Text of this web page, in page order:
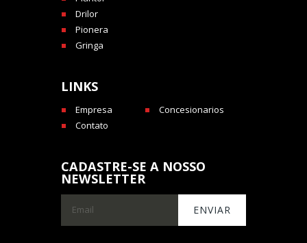
Drilor
Pionera
Gringa
LINKS
Empresa
Concesionarios
Contato
CADASTRE-SE A NOSSO
NEWSLETTER